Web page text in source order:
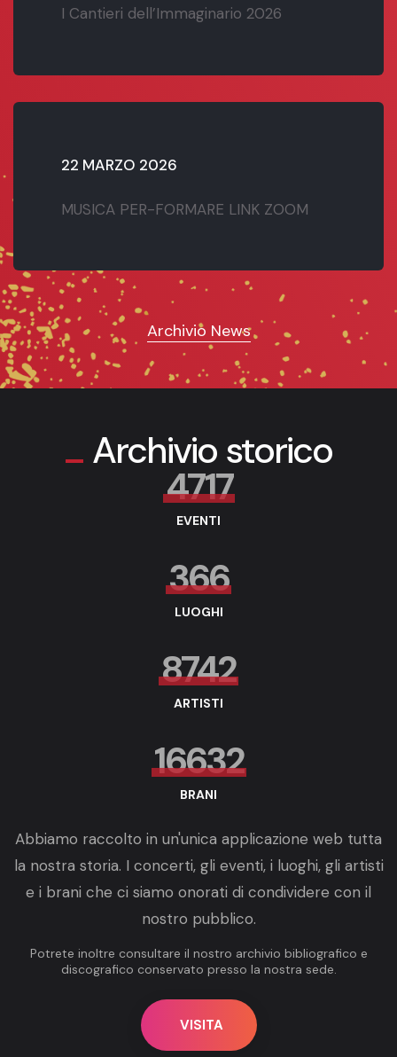
I Cantieri dell’Immaginario 2026
22 MARZO 2026
MUSICA PER-FORMARE LINK ZOOM
Archivio News
Archivio storico
4717
EVENTI
366
LUOGHI
8742
ARTISTI
16632
BRANI
Abbiamo raccolto in un'unica applicazione web tutta
la nostra storia. I concerti, gli eventi, i luoghi, gli artisti
e i brani che ci siamo onorati di condividere con il
nostro pubblico.
Potrete inoltre consultare il nostro archivio bibliografico e
discografico conservato presso la nostra sede.
VISITA